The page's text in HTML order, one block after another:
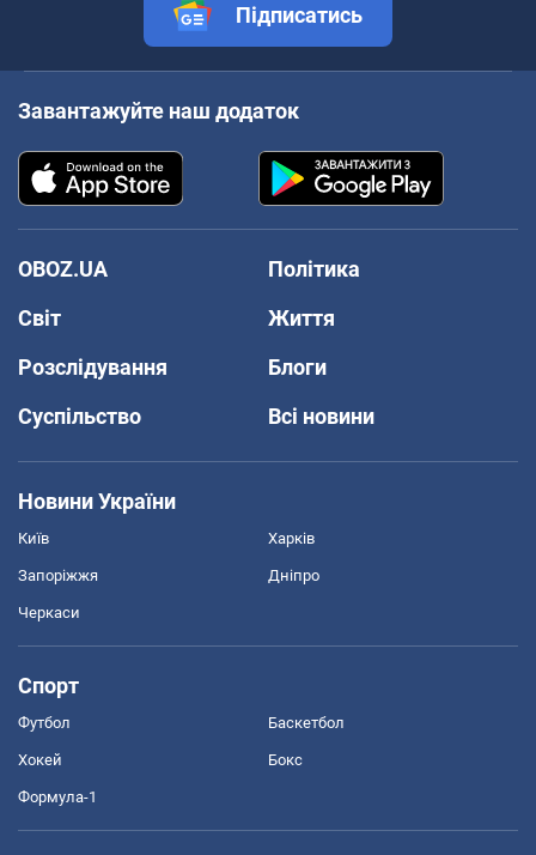
Підписатись
Завантажуйте наш додаток
OBOZ.UA
Політика
Світ
Життя
Розслідування
Блоги
Суспільство
Всі новини
Новини України
Київ Харків
Запоріжжя Дніпро
Черкаси
Спорт
Футбол Баскетбол
Хокей Бокс
Формула-1